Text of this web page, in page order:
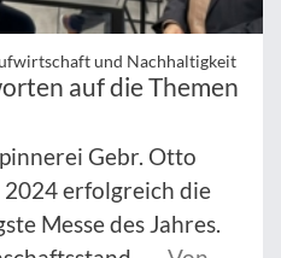
und Nachhaltigkeit
auf die Themen
Gebr. Otto
erfolgreich die
Messe des Jahres.